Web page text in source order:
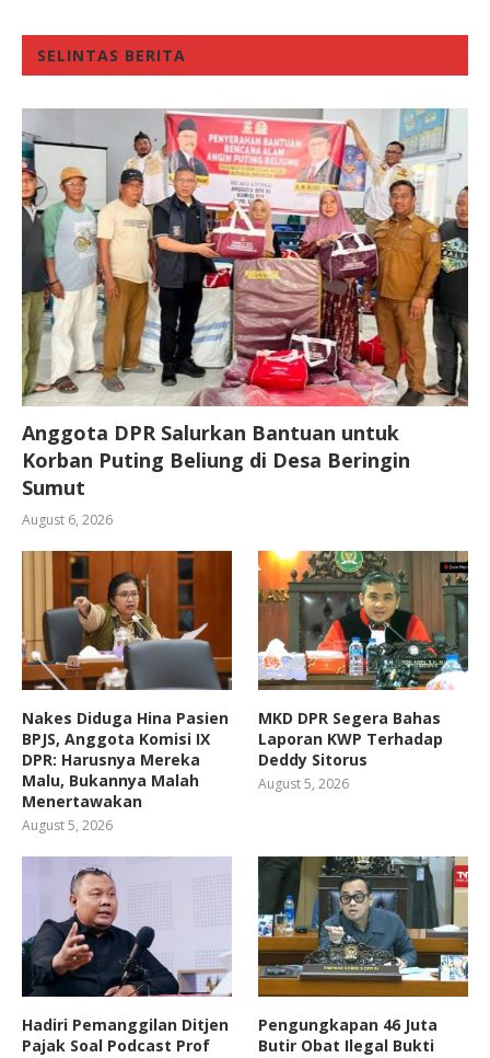
SELINTAS BERITA
Anggota DPR Salurkan Bantuan untuk
Korban Puting Beliung di Desa Beringin
Sumut
August 6, 2026
Nakes Diduga Hina Pasien
BPJS, Anggota Komisi IX
DPR: Harusnya Mereka
Malu, Bukannya Malah
Menertawakan
August 5, 2026
MKD DPR Segera Bahas
Laporan KWP Terhadap
Deddy Sitorus
August 5, 2026
Hadiri Pemanggilan Ditjen
Pajak Soal Podcast Prof
Pengungkapan 46 Juta
Butir Obat Ilegal Bukti